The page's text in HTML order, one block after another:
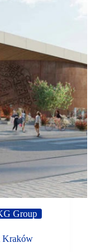
Group
Kraków